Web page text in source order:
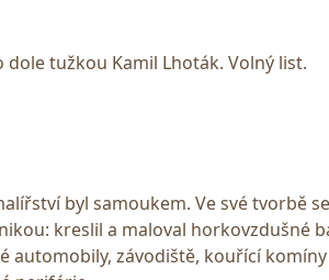
tužkou Kamil Lhoták. Volný list.
byl samoukem. Ve své tvorbě se
kreslil a maloval horkovzdušné
automobily, závodiště, kouřící